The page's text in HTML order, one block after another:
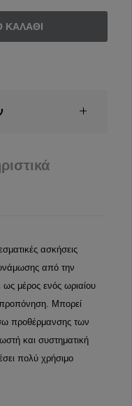
ΚΑΛΆΘΙ
ασκήσεις
από την
ως μέρος ενός ωριαίου
Μπορεί
προθέρμανσης των
και συστηματική
πολύ χρήσιμο